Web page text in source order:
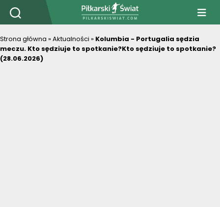
PiłkarskiSwiat.com
Strona główna »Aktualności » Kolumbia - Portugalia sędzia
meczu. Kto sędziuje to spotkanie?Kto sędziuje to spotkanie?
(28.06.2026)